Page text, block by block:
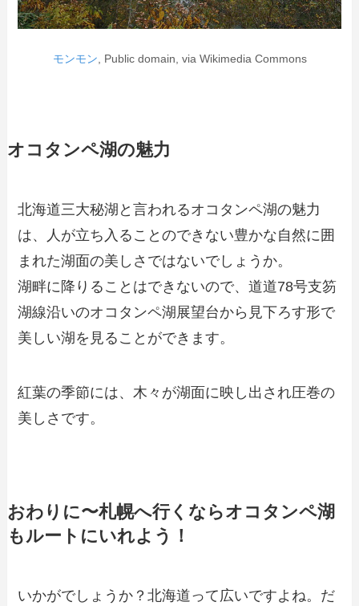
モンモン , Public domain, via Wikimedia Commons
オコタンペ湖の魅力
北海道三大秘湖と言われるオコタンペ湖の魅力
は、人が立ち入ることのできない豊かな自然に囲
まれた湖面の美しさではないでしょうか。
湖畔に降りることはできないので、道道78号支笏
湖線沿いのオコタンペ湖展望台から見下ろす形で
美しい湖を見ることができます。
紅葉の季節には、木々が湖面に映し出され圧巻の
美しさです。
おわりに〜札幌へ行くならオコタンペ湖
もルートにいれよう！
いかがでしょうか？北海道って広いですよね。だ